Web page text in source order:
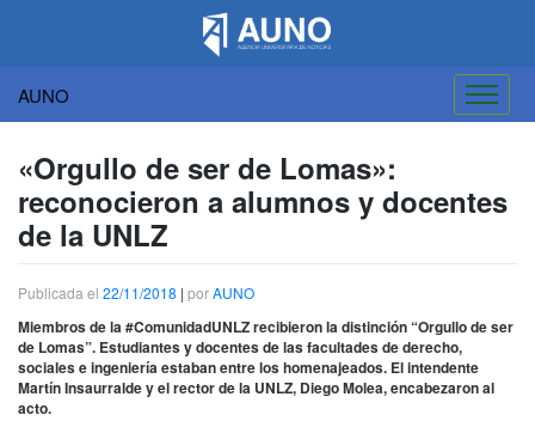
AUNO
contenido
«Orgullo de ser de Lomas»:
reconocieron a alumnos y docentes
de la UNLZ
Publicada el 22/11/2018 | porAUNO
Miembros de la #ComunidadUNLZ recibieron la distinción “Orgullo de ser
de Lomas”. Estudiantes y docentes de las facultades de derecho,
sociales e ingeniería estaban entre los homenajeados. El intendente
Martín Insaurralde y el rector de la UNLZ, Diego Molea, encabezaron al
acto.